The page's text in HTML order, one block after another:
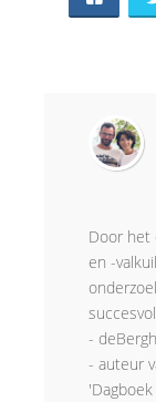
Door het
en -
-
- auteur